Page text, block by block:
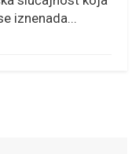
iznenada...